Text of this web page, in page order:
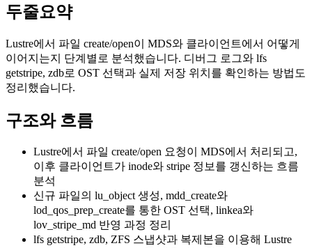
두줄요약
Lustre에서 파일 create/open이 MDS와 클라이언트에서 어떻게
이어지는지 단계별로 분석했습니다. 디버그 로그와 lfs
getstripe, zdb로 OST 선택과 실제 저장 위치를 확인하는 방법도
정리했습니다.
구조와 흐름
Lustre에서 파일 create/open 요청이 MDS에서 처리되고,
이후 클라이언트가 inode와 stripe 정보를 갱신하는 흐름
분석
신규 파일의 lu_object 생성, mdd_create와
lod_qos_prep_create를 통한 OST 선택, linkea와
lov_stripe_md 반영 과정 정리
lfs getstripe, zdb, ZFS 스냅샷과 복제본을 이용해 Lustre